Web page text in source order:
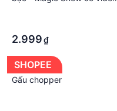
2.999₫
SHOPEE
Gấu chopper